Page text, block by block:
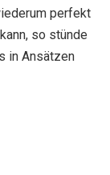
perfekt
so stünde
in Ansätzen